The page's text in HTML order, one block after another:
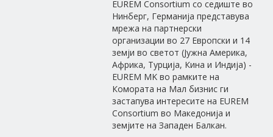
EUREM Consortium со седиште во
Нинберг, Германија представува
мрежа на партнерски
организации во 27 Европски и 14
земји во светот (Јужна Америка,
Африка, Турција, Кина и Индија) -
EUREM MK во рамките на
Комората на Мал бизнис ги
застапува интересите на EUREM
Cоnsortium во Македонија и
земјите на Западен Балкан.